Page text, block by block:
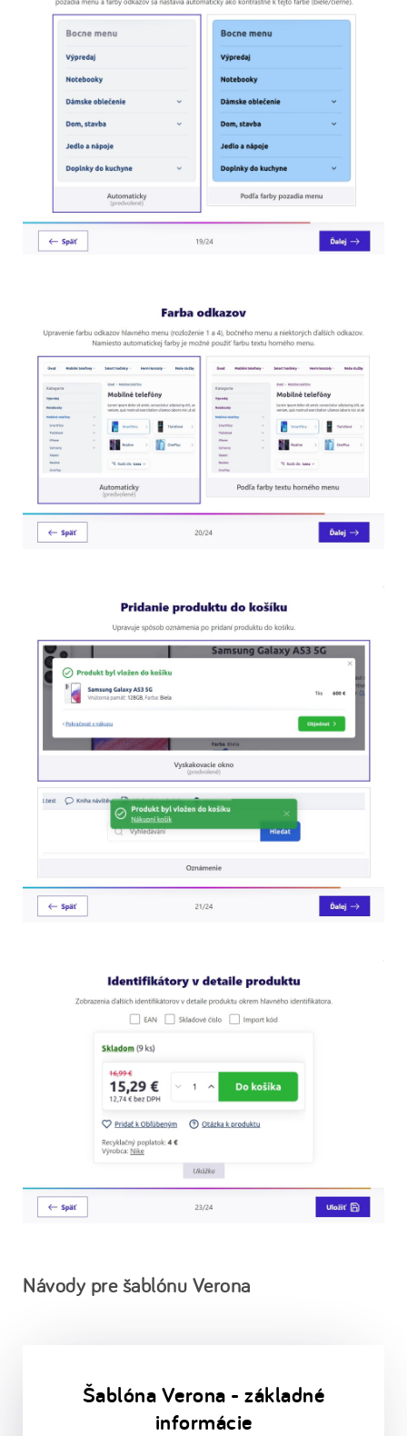
Návody pre šablónu Verona
Šablóna Verona - základné
informácie